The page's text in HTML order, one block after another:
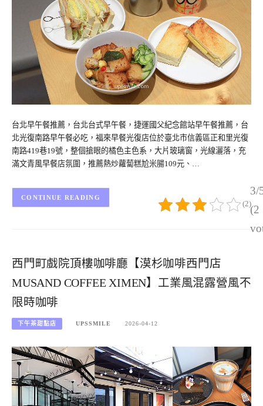
台北早午餐推薦，台北台式早午餐，捷運國父紀念館站早午餐推薦，台
北光復南路早午餐必吃，福來早餐光復店位於臺北市信義區正和里光復
南路419巷19號，整個搶眼的橘色主色系，大片玻璃窗，光線灑落，充
滿文青風早餐店氛圍，推薦熱炒蘿蔔糕尬米腸109元、…
3/
(2
(2)
CONTINUE READING
西門町戲院頂樓咖啡廳【漠杉咖啡西門店
MUSAND COFFEE XIMEN】工業風混露營風不
限時咖啡
下午茶甜點店 UPSSMILE 2026-04-12